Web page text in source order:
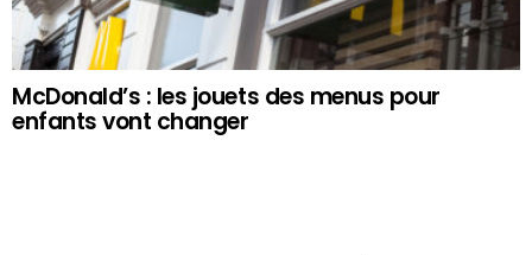
McDonald’s : les jouets des menus pour
enfants vont changer